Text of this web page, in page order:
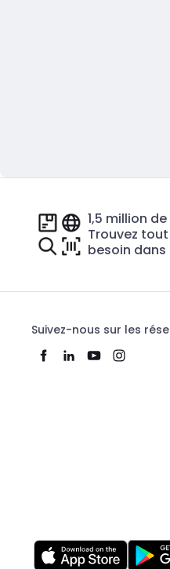
1,5 million
Trouvez
besoin
Suivez-nous sur les